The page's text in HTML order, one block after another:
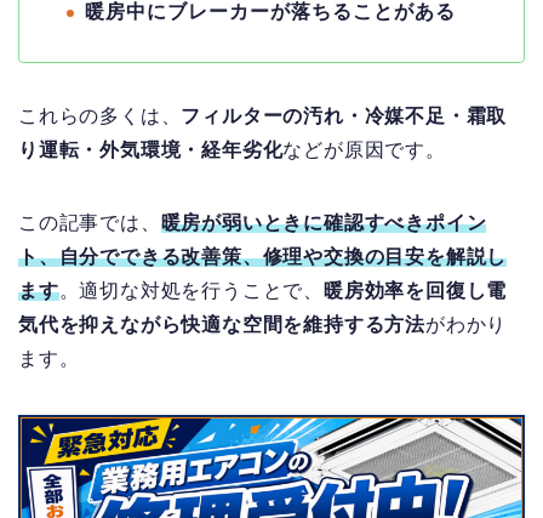
暖房中にブレーカーが落ちることがある
これらの多くは、 フィルターの汚れ・冷媒不足・霜取
り運転・外気環境・経年劣化などが原因です。
この記事では、 暖房が弱いときに確認すべきポイン
ト、自分でできる改善策、修理や交換の目安を解説し
ます。適切な対処を行うことで、
暖房効率を回復し電
気代を抑えながら快適な空間を維持する方法がわかり
ます。